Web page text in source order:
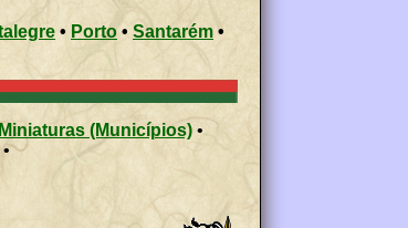
• Porto• Santarém•
(Municípios)•
•